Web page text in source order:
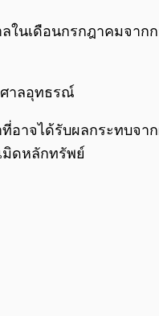
นเดือนกรกฎาคมจาก
ศาลอุทธรณ์
อาจได้รับผลกระทบจา
มิดหลักทรัพย์